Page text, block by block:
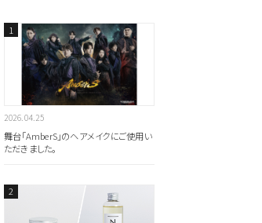
2026.04.25
舞台「AmberS」のヘアメイクにご使用い
ただきました。